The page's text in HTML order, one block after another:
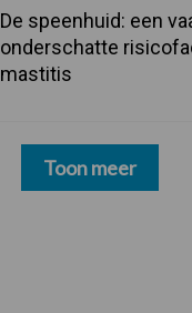
De speenhuid: een
onderschatte
mastitis
Toon meer